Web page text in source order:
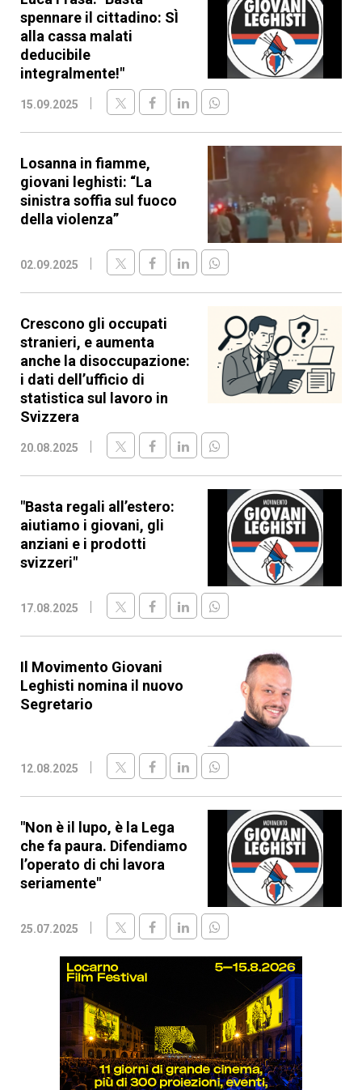
spennare il cittadino: SÌ
alla cassa malati
deducibile
integralmente!"
15.09.2025
Losanna in fiamme,
giovani leghisti: “La
sinistra soffia sul fuoco
della violenza”
02.09.2025
Crescono gli occupati
stranieri, e aumenta
anche la disoccupazione:
i dati dell’ufficio di
statistica sul lavoro in
Svizzera
20.08.2025
"Basta regali all’estero:
aiutiamo i giovani, gli
anziani e i prodotti
svizzeri"
17.08.2025
Il Movimento Giovani
Leghisti nomina il nuovo
Segretario
12.08.2025
"Non è il lupo, è la Lega
che fa paura. Difendiamo
l’operato di chi lavora
seriamente"
25.07.2025